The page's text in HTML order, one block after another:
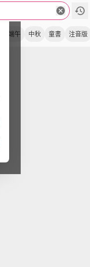
端午 中秋 童書 注音版